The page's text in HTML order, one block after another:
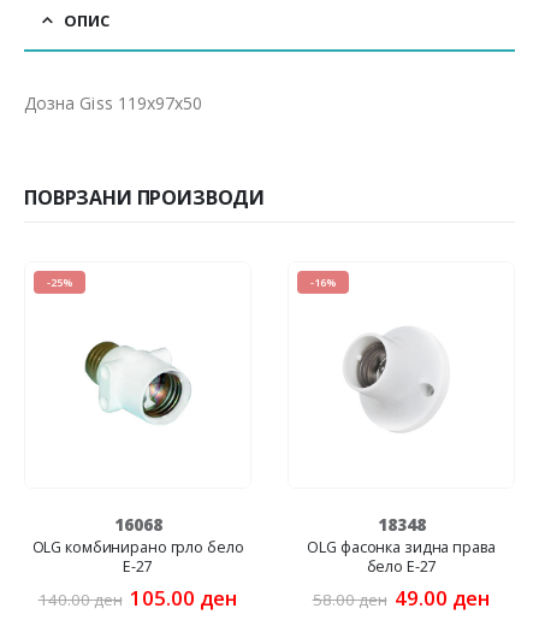
ОПИС
Дозна Giss 119x97x50
ПОВРЗАНИ ПРОИЗВОДИ
-25%
16068
OLG комбинирано грло бело
Е-27
140.00ден Original
105.00 ден Current
-16%
18348
OLG фасонка зидна права
бело E-27
58.00ден Original
49.00 ден